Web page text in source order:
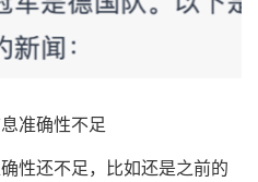
准确性不足
还不足，比如还是之前的